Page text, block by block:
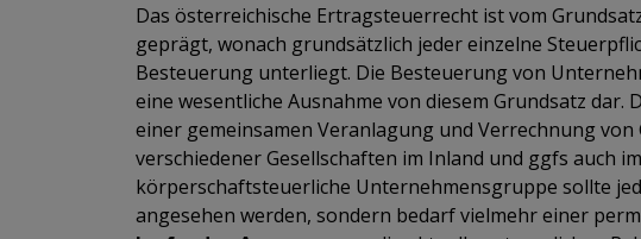
Das österreichische Ertragsteuerrecht ist vom
geprägt, wonach grundsätzlich jeder einzelne
Besteuerung unterliegt. Die Besteuerung von
eine wesentliche Ausnahme von diesem Grundsatz dar.
einer gemeinsamen Veranlagung und Verrechnung von
verschiedener Gesellschaften im Inland und ggfs auch
körperschaftsteuerliche Unternehmensgruppe sollte
angesehen werden, sondern bedarf vielmehr einer